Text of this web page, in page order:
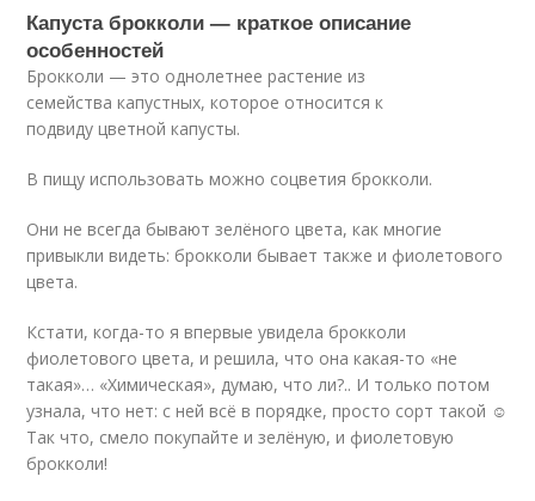
Капуста брокколи — краткое описание
особенностей
Брокколи — это однолетнее растение из
семейства капустных, которое относится к
подвиду цветной капусты.
В пищу использовать можно соцветия брокколи.
Они не всегда бывают зелёного цвета, как многие
привыкли видеть: брокколи бывает также и фиолетового
цвета.
Кстати, когда-то я впервые увидела брокколи
фиолетового цвета, и решила, что она какая-то «не
такая»… «Химическая», думаю, что ли?.. И только потом
узнала, что нет: с ней всё в порядке, просто сорт такой ☺
Так что, смело покупайте и зелёную, и фиолетовую
брокколи!